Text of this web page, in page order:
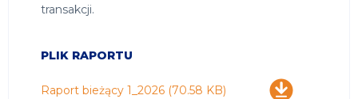
transakcji.
PLIK RAPORTU
Pobierz
Raport bieżący 1_2026 (70.58 KB)